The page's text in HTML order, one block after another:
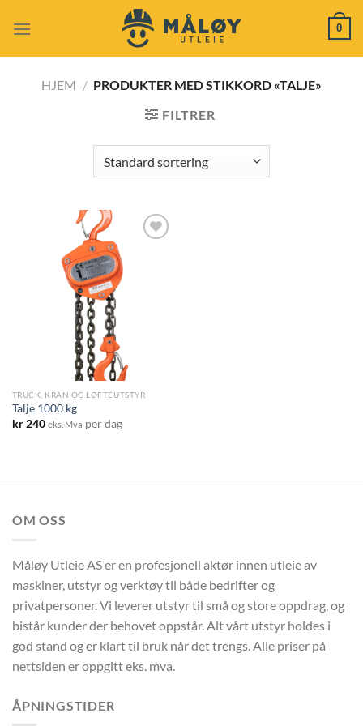
0
HJEM / PRODUKTER MED STIKKORD «TALJE»
FILTRER
TRUCK, KRAN OG LØFTEUTSTYR
Talje 1000 kg
kr240 eks. Mva per dag
OM OSS
Måløy Utleie AS er en profesjonell aktør innen utleie av
maskiner, utstyr og verktøy til både bedrifter og
privatpersoner. Vi leverer utstyr til små og store oppdrag, og
bistår kunder der behovet oppstår. Alt vårt utstyr holdes i
god stand og er klart til bruk når det trengs. Alle priser på
nettsiden er oppgitt eks. mva.
ÅPNINGSTIDER